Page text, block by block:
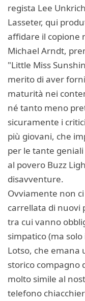
regista Lee
Lasseter, qui
affidare il copione
Michael Arndt,
"Little Miss
merito di aver
maturità nei
né tanto meno
sicuramente i
più giovani, che
per le tante
al povero Buzz
disavventure.
Ovviamente non
carrellata di nuovi
tra cui vanno
simpatico (ma
Lotso, che emana
storico compagno
molto simile al
telefono